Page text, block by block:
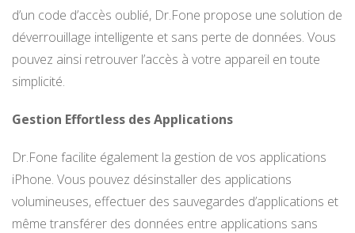
d’un code d’accès oublié, Dr.Fone propose une solution de
déverrouillage intelligente et sans perte de données. Vous
pouvez ainsi retrouver l’accès à votre appareil en toute
simplicité.
Gestion Effortless des Applications
Dr.Fone facilite également la gestion de vos applications
iPhone. Vous pouvez désinstaller des applications
volumineuses, effectuer des sauvegardes d’applications et
même transférer des données entre applications sans